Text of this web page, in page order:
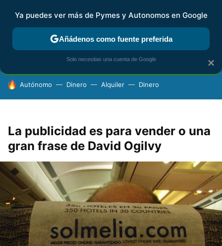
FISCALIDAD Y CONTABILIDAD KIT DIGITAL RENTA
HOY SE HABLA DE
Autónomo Dinero Alquiler Dinero
La publicidad es para vender o una
gran frase de David Ogilvy
×
Ya puedes ver más de Pymes y Autonomos en Google
Añádenos como fuente preferida
Solo necesitas una cuenta de Google